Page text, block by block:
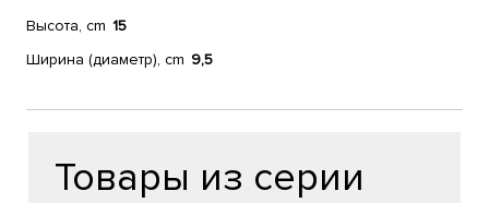
Высота, cm 15
Ширина (диаметр), cm 9,5
Товары из серии